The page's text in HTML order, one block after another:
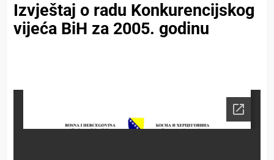
Izvještaj o radu Konkurencijskog
vijeća BiH za 2005. godinu